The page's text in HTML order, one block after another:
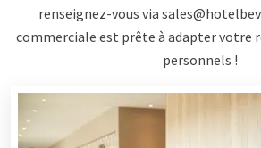
renseignez-vous via
commerciale est prête à adapter votre
personnels !